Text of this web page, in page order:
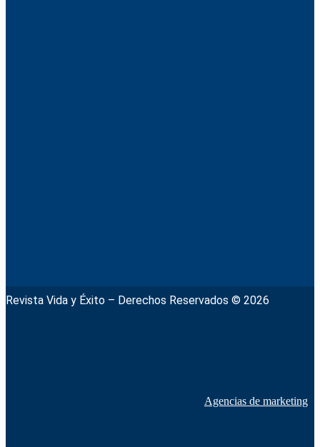
Revista Vida y Éxito – Derechos Reservados © 2026
Agencias de marketing